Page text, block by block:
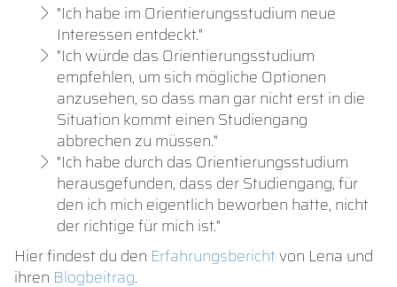
"Ich habe im Orientierungsstudium neue
Interessen entdeckt."
"Ich würde das Orientierungsstudium
empfehlen, um sich mögliche Optionen
anzusehen, so dass man gar nicht erst in die
Situation kommt einen Studiengang
abbrechen zu müssen."
"Ich habe durch das Orientierungsstudium
herausgefunden, dass der Studiengang, für
den ich mich eigentlich beworben hatte, nicht
der richtige für mich ist."
Hier findest du den Erfahrungsberichtvon Lena und
ihren Blogbeitrag.